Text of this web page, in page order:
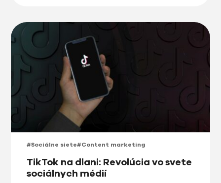
aké taktiky sú najúspešnejšie […]
#Sociálne siete#Content marketing
TikTok na dlani: Revolúcia vo svete
sociálnych médií